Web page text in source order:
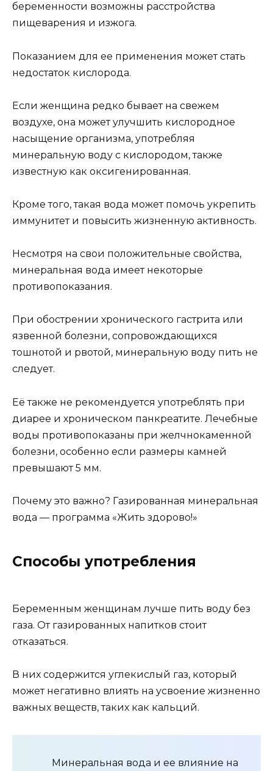
беременности возможны расстройства
пищеварения и изжога.
Показанием для ее применения может стать
недостаток кислорода.
Если женщина редко бывает на свежем
воздухе, она может улучшить кислородное
насыщение организма, употребляя
минеральную воду с кислородом, также
известную как оксигенированная.
Кроме того, такая вода может помочь укрепить
иммунитет и повысить жизненную активность.
Несмотря на свои положительные свойства,
минеральная вода имеет некоторые
противопоказания.
При обострении хронического гастрита или
язвенной болезни, сопровождающихся
тошнотой и рвотой, минеральную воду пить не
следует.
Её также не рекомендуется употреблять при
диарее и хроническом панкреатите. Лечебные
воды противопоказаны при желчнокаменной
болезни, особенно если размеры камней
превышают 5 мм.
Почему это важно? Газированная минеральная
вода — программа «Жить здорово!»
Способы употребления
Беременным женщинам лучше пить воду без
газа. От газированных напитков стоит
отказаться.
В них содержится углекислый газ, который
может негативно влиять на усвоение жизненно
важных веществ, таких как кальций.
Минеральная вода и ее влияние на